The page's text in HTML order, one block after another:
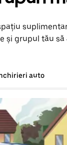
și grupul tău
auto